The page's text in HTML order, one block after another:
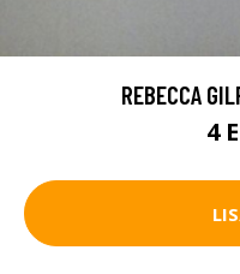
REBECCA
4